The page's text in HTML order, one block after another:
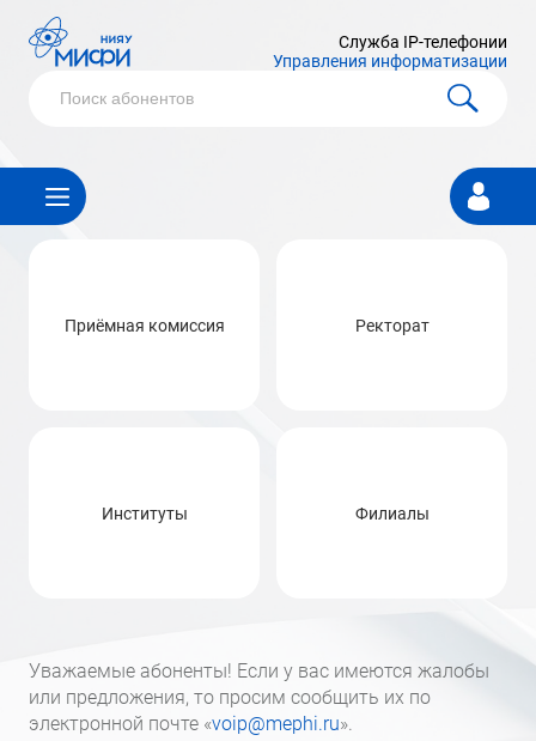
Служба IP-телефонии
Управления информатизации
Личный
кабинет
Приёмная комиссия Ректорат
Институты Филиалы
Уважаемые абоненты! Если у вас имеются жалобы
или предложения, то просим сообщить их по
электронной почте «voip@mephi.ru».